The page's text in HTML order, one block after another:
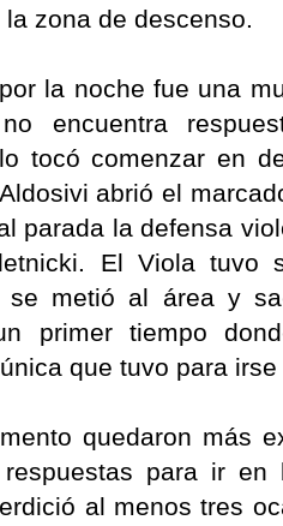
zona de descenso.
la noche fue una
encuentra
tocó comenzar en
abrió el
parada la defensa
El Viola tuvo
se metió al área y
primer tiempo
que tuvo para
quedaron más
para ir en
al menos tres